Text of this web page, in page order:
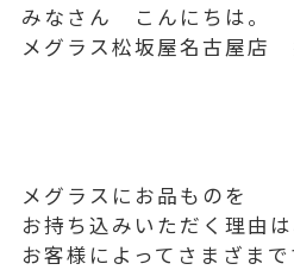
みなさん こんにちは。
メグラス松坂屋名古屋店
メグラスにお品ものを
お持ち込みいただく理由は
お客様によってさまざまで